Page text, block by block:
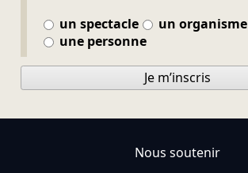
un spectacle
un organisme
une personne
Je m’inscris
Nous soutenir